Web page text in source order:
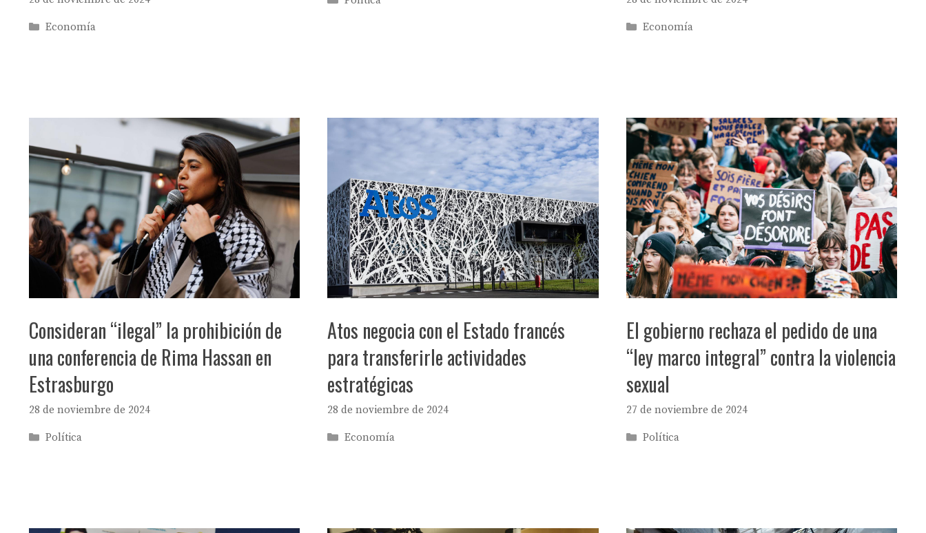
Categorías
Economía Categorías
Economía
Consideran “ilegal” la prohibición de
una conferencia de Rima Hassan en
Estrasburgo
28 de noviembre de 2024
Categorías
Política
Atos negocia con el Estado francés
para transferirle actividades
estratégicas
28 de noviembre de 2024
Categorías
Economía
El gobierno rechaza el pedido de una
“ley marco integral” contra la violencia
sexual
27 de noviembre de 2024
Categorías
Política